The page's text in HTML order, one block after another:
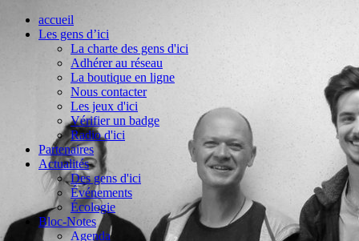
accueil
Les gens d’ici
La charte des gens d'ici
Adhérer au réseau
La boutique en ligne
Nous contacter
Les jeux d'ici
Vérifier un badge
Radio d'ici
Partenaires
Actualités
Des gens d'ici
Événements
Écologie
Bloc-Notes
Agenda